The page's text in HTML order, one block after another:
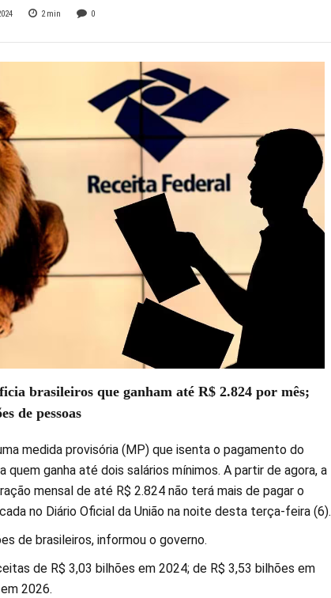
2 min 0
brasileiros que ganham até R$ 2.824 por mês;
de pessoas
medida provisória (MP) que isenta o pagamento do
quem ganha até dois salários mínimos. A partir de agora, a
mensal de até R$ 2.824 não terá mais de pagar o
no Diário Oficial da União na noite desta terça-feira (6).
de brasileiros, informou o governo.
de R$ 3,03 bilhões em 2024; de R$ 3,53 bilhões em
2026.